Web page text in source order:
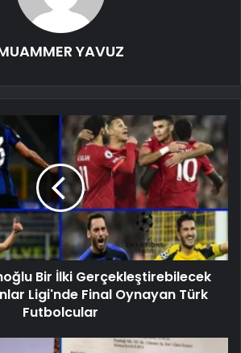
YAVUZ
Bir İlki Gerçekleştirebilecek
Ligi'nde Final Oynayan Türk
Futbolcular